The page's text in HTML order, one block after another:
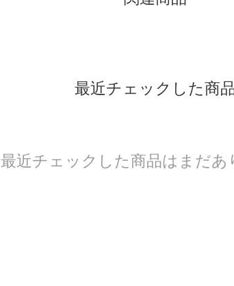
最近チェックした商
最近チェックした商品はまだあ